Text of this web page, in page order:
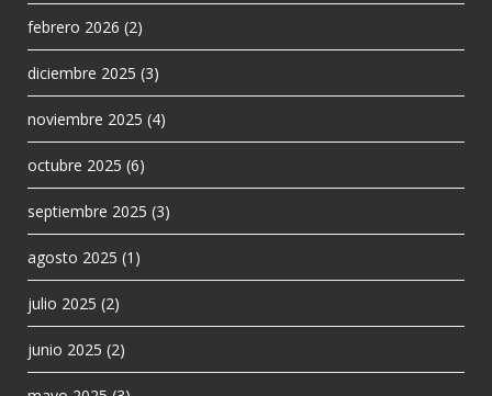
febrero 2026 (2)
diciembre 2025 (3)
noviembre 2025 (4)
octubre 2025 (6)
septiembre 2025 (3)
agosto 2025 (1)
julio 2025 (2)
junio 2025 (2)